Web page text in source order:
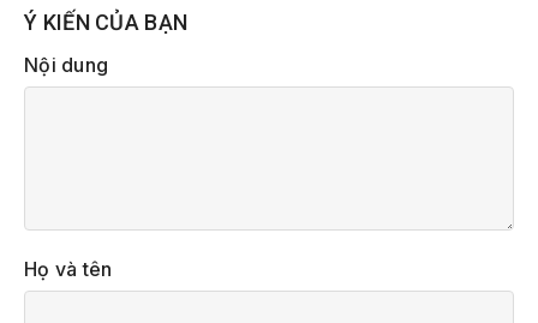
Ý KIẾN CỦA BẠN
Nội dung
Họ và tên